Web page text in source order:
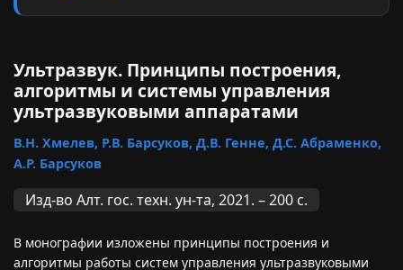
Ультразвук. Принципы построения,
алгоритмы и системы управления
ультразвуковыми аппаратами
В.Н. Хмелев, Р.В. Барсуков, Д.В. Генне, Д.С. Абраменко,
А.Р. Барсуков
Изд-во Алт. гос. техн. ун-та, 2021. – 200 с.
В монографии изложены принципы построения и
алгоритмы работы систем управления ультразвуковыми